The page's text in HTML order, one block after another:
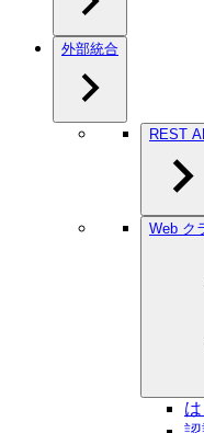
外部統合
REST
Web ク